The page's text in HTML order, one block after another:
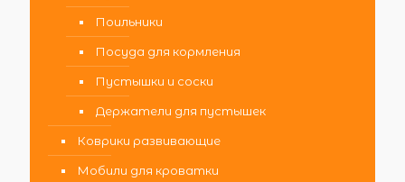
Поильники
Посуда для кормления
Пустышки и соски
Держатели для пустышек
Коврики развивающие
Мобили для кроватки